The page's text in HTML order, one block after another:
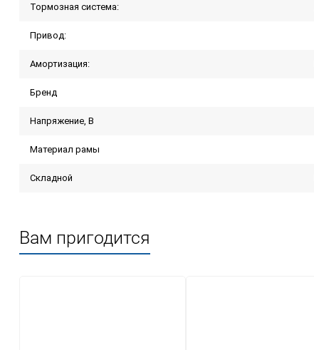
Тормозная система:
Привод:
Амортизация:
Бренд
Напряжение, В
Материал рамы
Складной
Вам пригодится